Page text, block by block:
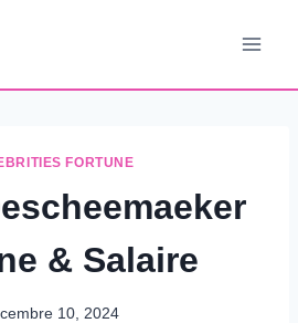
FORTUNE
& Salaire
10, 2024